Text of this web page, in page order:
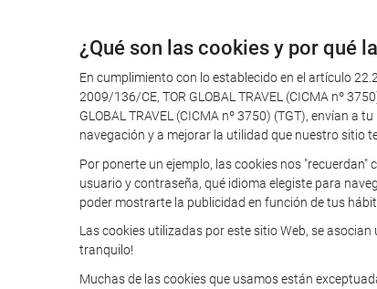
¿Qué son las cookies y por qué
En cumplimiento con lo establecido en el artículo
2009/136/CE, TOR GLOBAL TRAVEL (CICMA nº
GLOBAL TRAVEL (CICMA nº 3750) (TGT), envían
navegación y a mejorar la utilidad que nuestro sitio
Por ponerte un ejemplo, las cookies nos
usuario y contraseña, qué idioma elegiste para
poder mostrarte la publicidad en función de tus
Las cookies utilizadas por este sitio Web, se
tranquilo!
Muchas de las cookies que usamos están